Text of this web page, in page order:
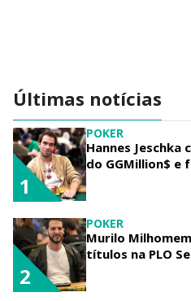
Últimas notícias
POKER
Hannes
do GGMillion$ e
1
POKER
Murilo
títulos na PLO
2